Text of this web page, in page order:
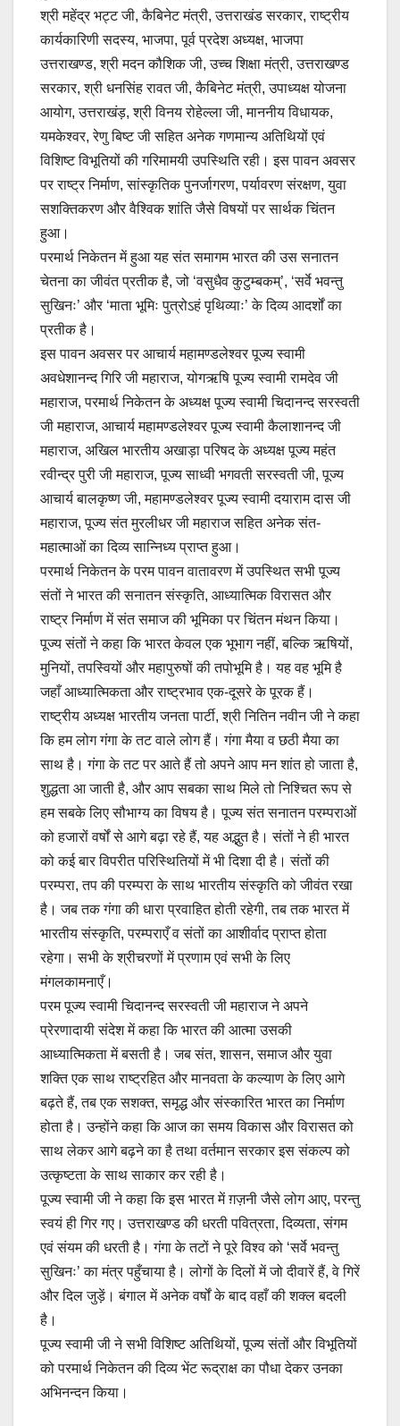
श्री महेंद्र भट्ट जी, कैबिनेट मंत्री, उत्तराखंड सरकार, राष्ट्रीय
कार्यकारिणी सदस्य, भाजपा, पूर्व प्रदेश अध्यक्ष, भाजपा
उत्तराखण्ड, श्री मदन कौशिक जी, उच्च शिक्षा मंत्री, उत्तराखण्ड
सरकार, श्री धनसिंह रावत जी, कैबिनेट मंत्री, उपाध्यक्ष योजना
आयोग, उत्तराखंड़, श्री विनय रोहेल्ला जी, माननीय विधायक,
यमकेश्वर, रेणु बिष्ट जी सहित अनेक गणमान्य अतिथियों एवं
विशिष्ट विभूतियों की गरिमामयी उपस्थिति रही। इस पावन अवसर
पर राष्ट्र निर्माण, सांस्कृतिक पुनर्जागरण, पर्यावरण संरक्षण, युवा
सशक्तिकरण और वैश्विक शांति जैसे विषयों पर सार्थक चिंतन
हुआ।
परमार्थ निकेतन में हुआ यह संत समागम भारत की उस सनातन
चेतना का जीवंत प्रतीक है, जो ‘वसुधैव कुटुम्बकम्’, ‘सर्वे भवन्तु
सुखिनः’ और ‘माता भूमिः पुत्रोऽहं पृथिव्याः’ के दिव्य आदर्शों का
प्रतीक है।
इस पावन अवसर पर आचार्य महामण्डलेश्वर पूज्य स्वामी
अवधेशानन्द गिरि जी महाराज, योगऋषि पूज्य स्वामी रामदेव जी
महाराज, परमार्थ निकेतन के अध्यक्ष पूज्य स्वामी चिदानन्द सरस्वती
जी महाराज, आचार्य महामण्डलेश्वर पूज्य स्वामी कैलाशानन्द जी
महाराज, अखिल भारतीय अखाड़ा परिषद के अध्यक्ष पूज्य महंत
रवीन्द्र पुरी जी महाराज, पूज्य साध्वी भगवती सरस्वती जी, पूज्य
आचार्य बालकृष्ण जी, महामण्डलेश्वर पूज्य स्वामी दयाराम दास जी
महाराज, पूज्य संत मुरलीधर जी महाराज सहित अनेक संत-
महात्माओं का दिव्य सान्निध्य प्राप्त हुआ।
परमार्थ निकेतन के परम पावन वातावरण में उपस्थित सभी पूज्य
संतों ने भारत की सनातन संस्कृति, आध्यात्मिक विरासत और
राष्ट्र निर्माण में संत समाज की भूमिका पर चिंतन मंथन किया।
पूज्य संतों ने कहा कि भारत केवल एक भूभाग नहीं, बल्कि ऋषियों,
मुनियों, तपस्वियों और महापुरुषों की तपोभूमि है। यह वह भूमि है
जहाँ आध्यात्मिकता और राष्ट्रभाव एक-दूसरे के पूरक हैं।
राष्ट्रीय अध्यक्ष भारतीय जनता पार्टी, श्री नितिन नवीन जी ने कहा
कि हम लोग गंगा के तट वाले लोग हैं। गंगा मैया व छठी मैया का
साथ है। गंगा के तट पर आते हैं तो अपने आप मन शांत हो जाता है,
शुद्धता आ जाती है, और आप सबका साथ मिले तो निश्चित रूप से
हम सबके लिए सौभाग्य का विषय है। पूज्य संत सनातन परम्पराओं
को हजारों वर्षों से आगे बढ़ा रहे हैं, यह अद्भुत है। संतों ने ही भारत
को कई बार विपरीत परिस्थितियों में भी दिशा दी है। संतों की
परम्परा, तप की परम्परा के साथ भारतीय संस्कृति को जीवंत रखा
है। जब तक गंगा की धारा प्रवाहित होती रहेगी, तब तक भारत में
भारतीय संस्कृति, परम्पराएँ व संतों का आशीर्वाद प्राप्त होता
रहेगा। सभी के श्रीचरणों में प्रणाम एवं सभी के लिए
मंगलकामनाएँ।
परम पूज्य स्वामी चिदानन्द सरस्वती जी महाराज ने अपने
प्रेरणादायी संदेश में कहा कि भारत की आत्मा उसकी
आध्यात्मिकता में बसती है। जब संत, शासन, समाज और युवा
शक्ति एक साथ राष्ट्रहित और मानवता के कल्याण के लिए आगे
बढ़ते हैं, तब एक सशक्त, समृद्ध और संस्कारित भारत का निर्माण
होता है। उन्होंने कहा कि आज का समय विकास और विरासत को
साथ लेकर आगे बढ़ने का है तथा वर्तमान सरकार इस संकल्प को
उत्कृष्टता के साथ साकार कर रही है।
पूज्य स्वामी जी ने कहा कि इस भारत में ग़ज़नी जैसे लोग आए, परन्तु
स्वयं ही गिर गए। उत्तराखण्ड की धरती पवित्रता, दिव्यता, संगम
एवं संयम की धरती है। गंगा के तटों ने पूरे विश्व को ‘सर्वे भवन्तु
सुखिनः’ का मंत्र पहुँचाया है। लोगों के दिलों में जो दीवारें हैं, वे गिरें
और दिल जुड़ें। बंगाल में अनेक वर्षों के बाद वहाँ की शक्ल बदली
है।
पूज्य स्वामी जी ने सभी विशिष्ट अतिथियों, पूज्य संतों और विभूतियों
को परमार्थ निकेतन की दिव्य भेंट रूद्राक्ष का पौधा देकर उनका
अभिनन्दन किया।